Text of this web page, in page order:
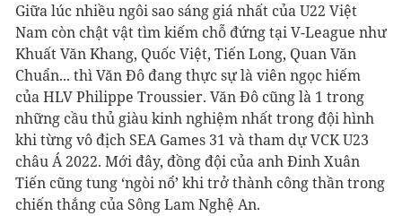
Giữa lúc nhiều ngôi sao sáng giá nhất của U22 Việt
Nam còn chật vật tìm kiếm chỗ đứng tại V-League như
Khuất Văn Khang, Quốc Việt, Tiến Long, Quan Văn
Chuẩn... thì Văn Đô đang thực sự là viên ngọc hiếm
của HLV Philippe Troussier. Văn Đô cũng là 1 trong
những cầu thủ giàu kinh nghiệm nhất trong đội hình
khi từng vô địch SEA Games 31 và tham dự VCK U23
châu Á 2022. Mới đây, đồng đội của anh Đinh Xuân
Tiến cũng tung ‘ngòi nổ’ khi trở thành công thần trong
chiến thắng của Sông Lam Nghệ An.